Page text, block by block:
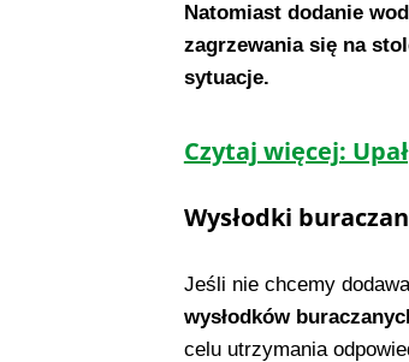
Natomiast dodanie
zagrzewania się na
sytuacje.
Czytaj więcej:
Wysłodki
Jeśli nie chcemy
wysłodków
celu utrzymania